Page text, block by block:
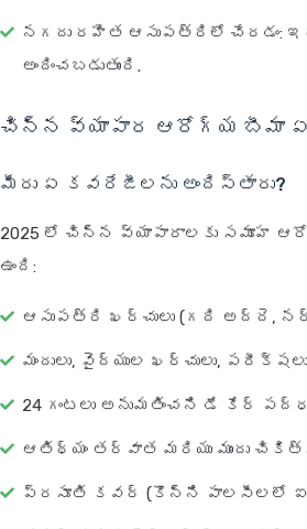
నగదు రహిత ఆసుపత్రిలో చేరడం:
అందించబడుతుంది.
చిన్న వ్యాపార ఆరోగ్య బీమా
మీరు ఏ కవరేజీలను అందిస్తారు?
2025 లో చిన్న వ్యాపారాలకు సమూహ
ఉంది:
ఆసుపత్రి ఖర్చులు (గది అద్దె,
మందులు, వైద్యుల ఖర్చులు, పరీక్షలు
24 గంటలు అనుమతించని డే కేర్
ఆతిథ్యం తర్వాత మరియు ముందు
ప్రసూతి కవర్ (కొన్ని పాలసీలలో